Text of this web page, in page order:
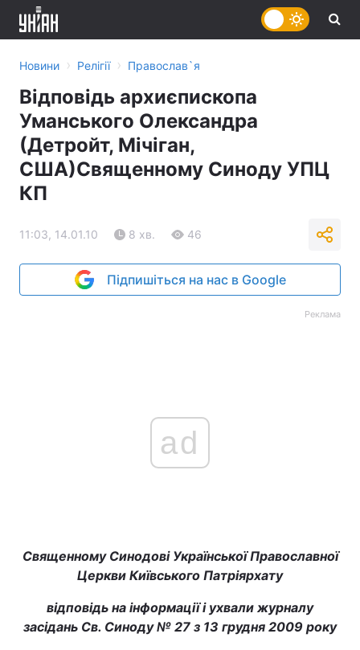
Новини › Релігії › Православ`я
Відповідь архиєпископа
Уманського Олександра
(Детройт, Мічіган,
США)Священному Синоду УПЦ
КП
11:03, 14.01.10 8 хв. 46
Підпишіться на нас в Google
Реклама
ad
Священному Синодові Української Православної
Церкви Київського Патріярхату
відповідь на інформації і ухвали журналу
засідань Св. Синоду № 27 з 13 грудня 2009 року